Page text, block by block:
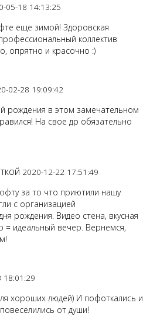
05-18 14:13:25
еще зимой! Здоровская
коллектив
опрятно и красочно :)
02-28 19:09:42
рождения в этом замечательном
На свое др обязательно
2020-12-22 17:51:49
за то что приютили нашу
с организацией
рождения. Видео стена, вкусная
= идеальный вечер. Вернемся,
18:01:29
хороших людей) И пофоткались и
от души!